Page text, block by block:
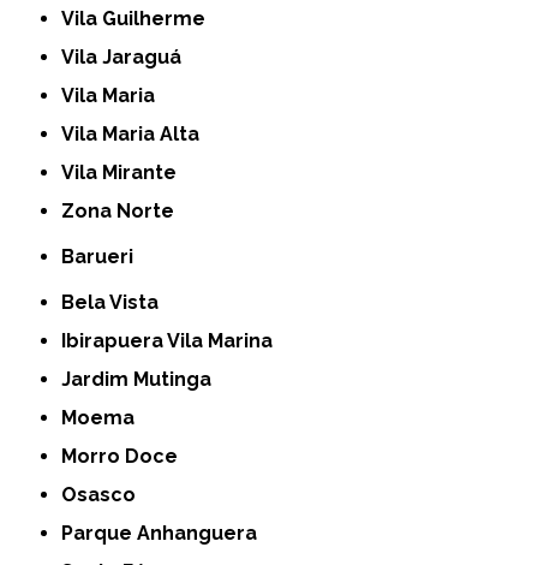
Vila Guilherme
Vila Jaraguá
Vila Maria
Vila Maria Alta
Vila Mirante
Zona Norte
Barueri
Bela Vista
Ibirapuera Vila Marina
Jardim Mutinga
Moema
Morro Doce
Osasco
Parque Anhanguera